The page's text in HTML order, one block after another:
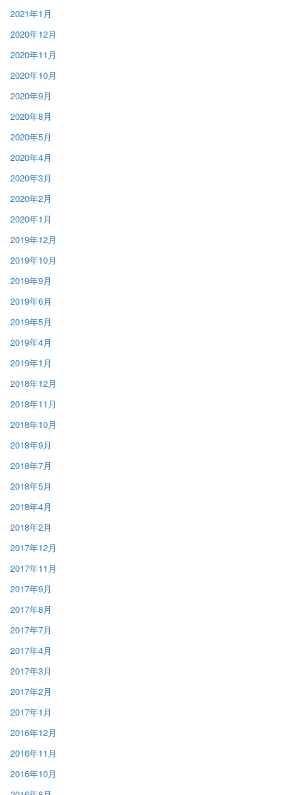
2021年1月
2020年12月
2020年11月
2020年10月
2020年9月
2020年8月
2020年5月
2020年4月
2020年3月
2020年2月
2020年1月
2019年12月
2019年10月
2019年9月
2019年6月
2019年5月
2019年4月
2019年1月
2018年12月
2018年11月
2018年10月
2018年9月
2018年7月
2018年5月
2018年4月
2018年2月
2017年12月
2017年11月
2017年9月
2017年8月
2017年7月
2017年4月
2017年3月
2017年2月
2017年1月
2016年12月
2016年11月
2016年10月